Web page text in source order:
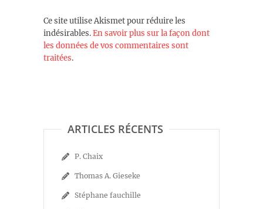
Ce site utilise Akismet pour réduire les
indésirables.En savoir plus sur la façon dont
les données de vos commentaires sont
traitées.
ARTICLES RÉCENTS
P. Chaix
Thomas A. Gieseke
Stéphane fauchille